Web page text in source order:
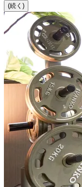
(続く)